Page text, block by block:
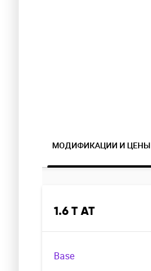
МОДИФИКАЦИИ И ЦЕНЫ
1.6 T AT
Base